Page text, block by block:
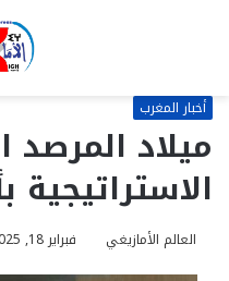
أخبار المغرب
ميلاد
الاستراتيجية
العالم الأمازيغي فبراير 18, 2025